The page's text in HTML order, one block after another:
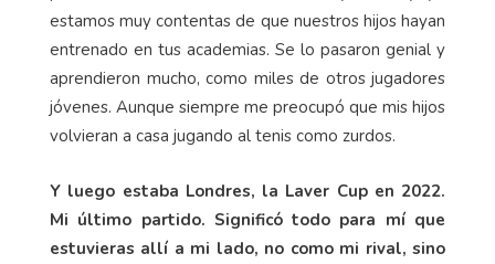
estamos muy contentas de que nuestros hijos hayan
entrenado en tus academias. Se lo pasaron genial y
aprendieron mucho, como miles de otros jugadores
jóvenes. Aunque siempre me preocupó que mis hijos
volvieran a casa jugando al tenis como zurdos.
Y luego estaba Londres, la Laver Cup en 2022.
Mi último partido. Significó todo para mí que
estuvieras allí a mi lado, no como mi rival, sino